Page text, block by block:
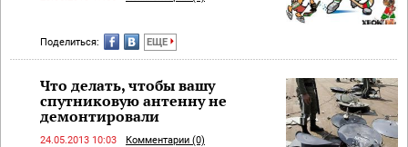
Поделиться: ЕЩЕ
Что делать, чтобы вашу
спутниковую антенну не
демонтировали
24.05.2013 10:03 Комментарии (0)